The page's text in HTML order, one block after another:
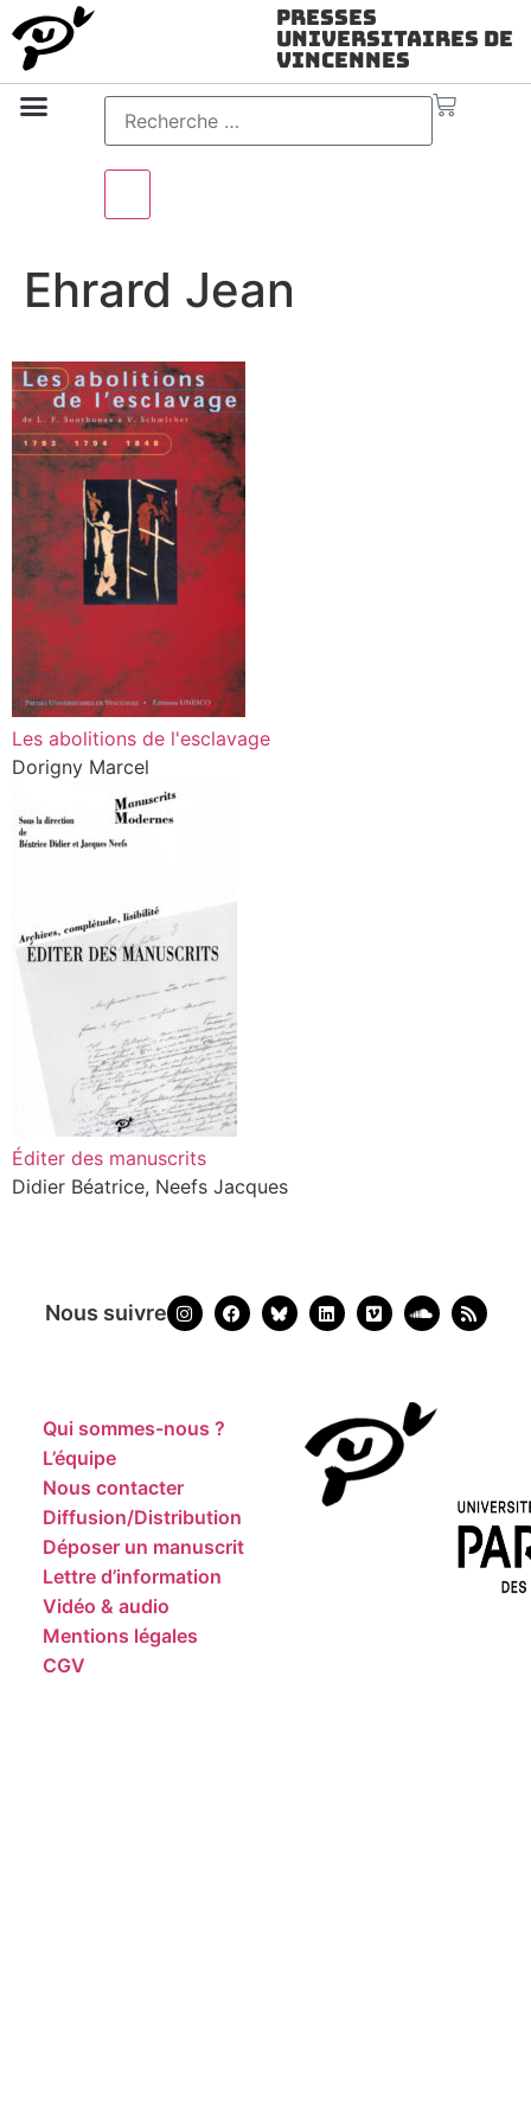
Presses
Universitaires de
Vincennes
Ehrard Jean
Les abolitions de l'esclavage
Dorigny Marcel
Éditer des manuscrits
Didier Béatrice, Neefs Jacques
Nous suivre
Qui sommes-nous ?
L’équipe
Nous contacter
Diffusion/Distribution
Déposer un manuscrit
Lettre d’information
Vidéo & audio
Mentions légales
CGV